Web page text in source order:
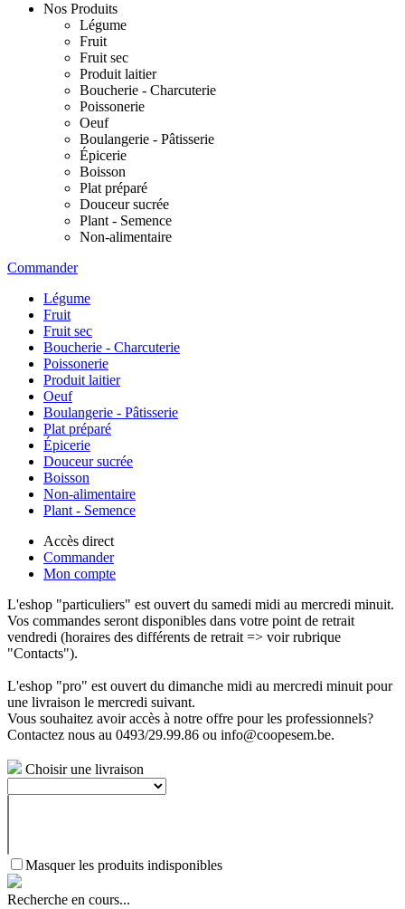
Nos Produits
Légume
Fruit
Fruit sec
Produit laitier
Boucherie - Charcuterie
Poissonerie
Oeuf
Boulangerie - Pâtisserie
Épicerie
Boisson
Plat préparé
Douceur sucrée
Plant - Semence
Non-alimentaire
Commander
Légume
Fruit
Fruit sec
Boucherie - Charcuterie
Poissonerie
Produit laitier
Oeuf
Boulangerie - Pâtisserie
Plat préparé
Épicerie
Douceur sucrée
Boisson
Non-alimentaire
Plant - Semence
Accès direct
Commander
Mon compte
L'eshop "particuliers" est ouvert du samedi midi au mercredi minuit.
Vos commandes seront disponibles dans votre point de retrait
vendredi (horaires des différents de retrait => voir rubrique
"Contacts").
L'eshop "pro" est ouvert du dimanche midi au mercredi minuit pour
une livraison le mercredi suivant.
Vous souhaitez avoir accès à notre offre pour les professionnels?
Contactez nous au 0493/29.99.86 ou info@coopesem.be.
Choisir une livraison
Masquer les produits indisponibles
Recherche en cours...